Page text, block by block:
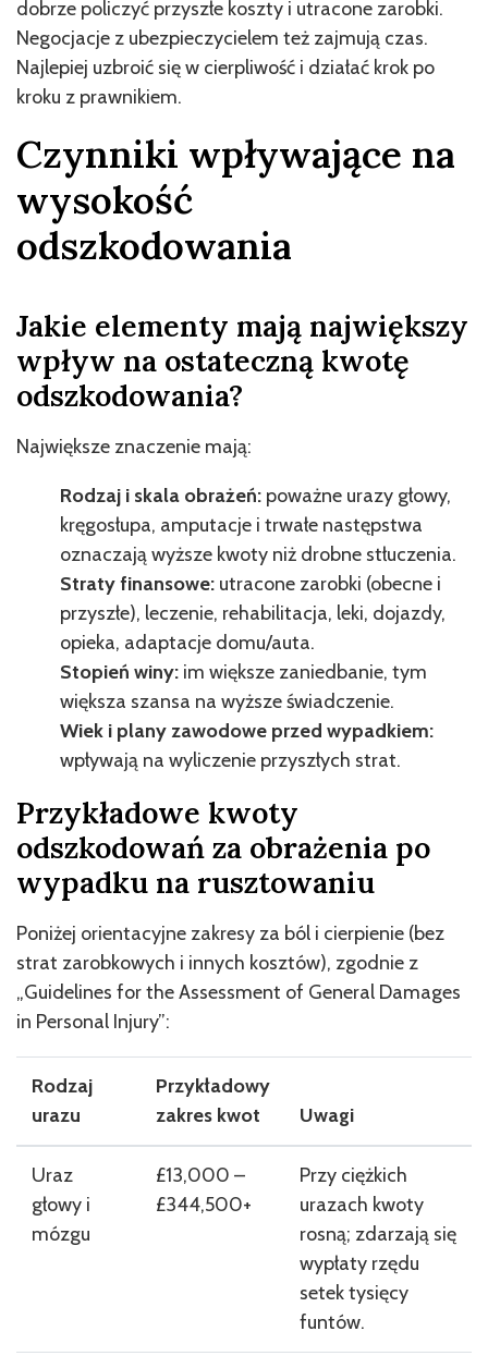
dobrze policzyć przyszłe koszty i utracone zarobki.
Negocjacje z ubezpieczycielem też zajmują czas.
Najlepiej uzbroić się w cierpliwość i działać krok po
kroku z prawnikiem.
Czynniki wpływające na
wysokość
odszkodowania
Jakie elementy mają największy
wpływ na ostateczną kwotę
odszkodowania?
Największe znaczenie mają:
Rodzaj i skala obrażeń: poważne urazy głowy,
kręgosłupa, amputacje i trwałe następstwa
oznaczają wyższe kwoty niż drobne stłuczenia.
Straty finansowe: utracone zarobki (obecne i
przyszłe), leczenie, rehabilitacja, leki, dojazdy,
opieka, adaptacje domu/auta.
Stopień winy: im większe zaniedbanie, tym
większa szansa na wyższe świadczenie.
Wiek i plany zawodowe przed wypadkiem:
wpływają na wyliczenie przyszłych strat.
Przykładowe kwoty
odszkodowań za obrażenia po
wypadku na rusztowaniu
Poniżej orientacyjne zakresy za ból i cierpienie (bez
strat zarobkowych i innych kosztów), zgodnie z
„Guidelines for the Assessment of General Damages
in Personal Injury”:
Rodzaj
urazu
Przykładowy
zakres kwot
Uwagi
Uraz
głowy i
mózgu
£13,000 –
£344,500+
Przy ciężkich
urazach kwoty
rosną; zdarzają się
wypłaty rzędu
setek tysięcy
funtów.